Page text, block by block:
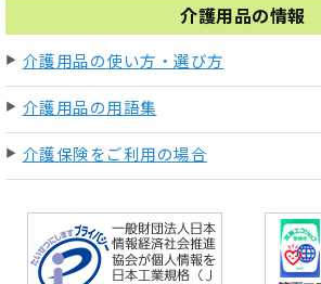
介護用品の情報
介護用品の使い方・選び方
介護用品の用語集
介護保険をご利用の場合